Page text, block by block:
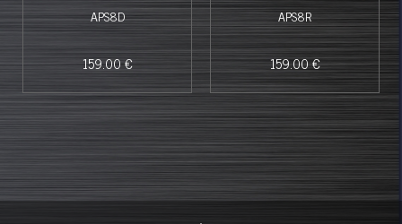
APS8D
159.00 €
APS8R
159.00 €